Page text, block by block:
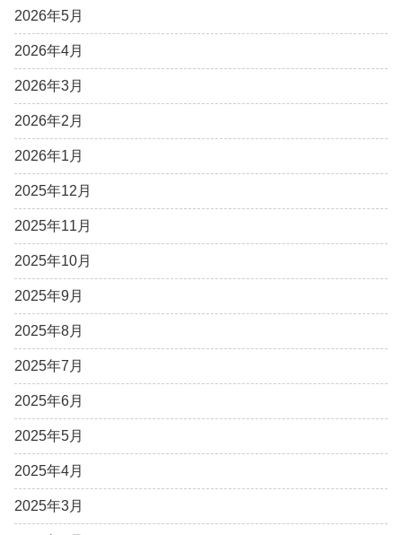
2026年5月
2026年4月
2026年3月
2026年2月
2026年1月
2025年12月
2025年11月
2025年10月
2025年9月
2025年8月
2025年7月
2025年6月
2025年5月
2025年4月
2025年3月